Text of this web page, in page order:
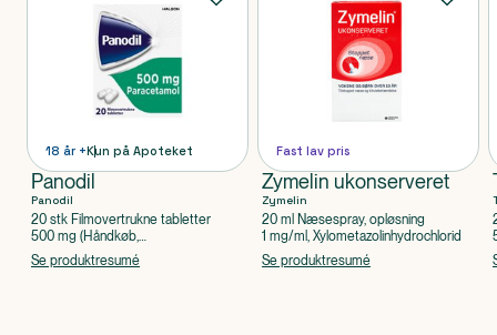
18 år +Kun på Apoteket
Panodil
Panodil
20 stk Filmovertrukne tabletter
500 mg (Håndkøb,
apoteksforbeholdt), Paracetamol
Se produktresumé
Fast lav pris
Zymelin ukonserveret
Zymelin
20 ml Næsespray, opløsning
1 mg/ml, Xylometazolinhydrochlorid
Se produktresumé